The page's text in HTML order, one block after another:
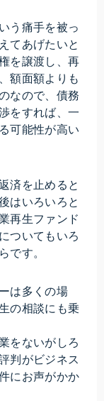
う痛手を被っ
てあげたいと
を譲渡し、再
額面額よりも
なので、債務
をすれば、一
可能性が高い
済を止めると
はいろいろと
再生ファンド
ついてもいろ
です。
は多くの場
の相談にも乗
をないがしろ
判がビジネス
にお声がかか